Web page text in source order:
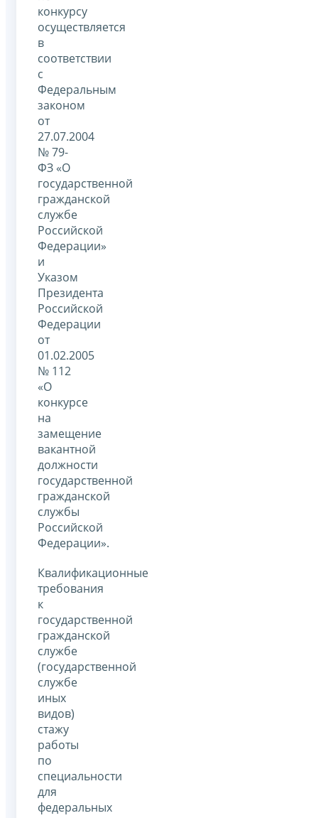
конкурсу
осуществляется
в
соответствии
с
Федеральным
законом
от
27.07.2004
№ 79-
ФЗ «О
государственной
гражданской
службе
Российской
Федерации»
и
Указом
Президента
Российской
Федерации
от
01.02.2005
№ 112
«О
конкурсе
на
замещение
вакантной
должности
государственной
гражданской
службы
Российской
Федерации».
Квалификационные
требования
к
государственной
гражданской
службе
(государственной
службе
иных
видов)
стажу
работы
по
специальности
для
федеральных